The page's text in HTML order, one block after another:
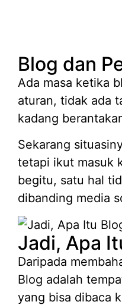
Blog dan
Ada masa ketika
aturan, tidak ada
kadang
Sekarang
tetapi ikut masuk
begitu, satu hal
dibanding media
Jadi, Apa
Daripada
Blog adalah
yang bisa dibaca